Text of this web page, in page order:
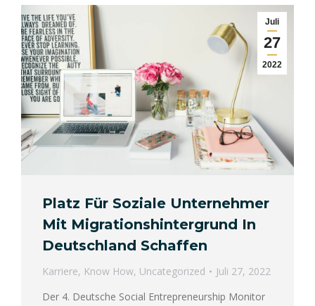
Juli
27
2022
Platz Für Soziale Unternehmer
Mit Migrationshintergrund In
Deutschland Schaffen
Karriere, Know How, Uncategorized
Juli 27, 2022
Der 4. Deutsche Social Entrepreneurship Monitor